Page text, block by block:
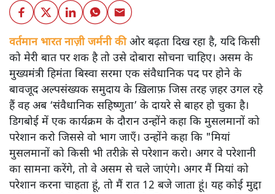
वर्तमान भारत नाज़ी जर्मनी कीओर बढ़ता दिख रहा है, यदि किसी
को मेरी बात पर शक है तो उसे दोबारा सोचना चाहिए। असम के
मुख्यमंत्री हिमंता बिस्वा सरमा एक संवैधानिक पद पर होने के
बावजूद अल्पसंख्यक समुदाय के ख़िलाफ़ जिस तरह ज़हर उगल रहे
हैं वह अब ‘संवैधानिक सहिष्णुता’ के दायरे से बाहर हो चुका है।
डिगबोई में एक कार्यक्रम के दौरान उन्होंने कहा कि मुसलमानों को
परेशान करो जिससे वो भाग जाएँ। उन्होंने कहा कि "मियां
मुसलमानों को किसी भी तरीक़े से परेशान करो। अगर वे परेशानी
का सामना करेंगे, तो वे असम से चले जाएंगे। अगर मैं मियां को
परेशान करना चाहता हूं, तो मैं रात 12 बजे जाता हूं। यह कोई मुद्दा